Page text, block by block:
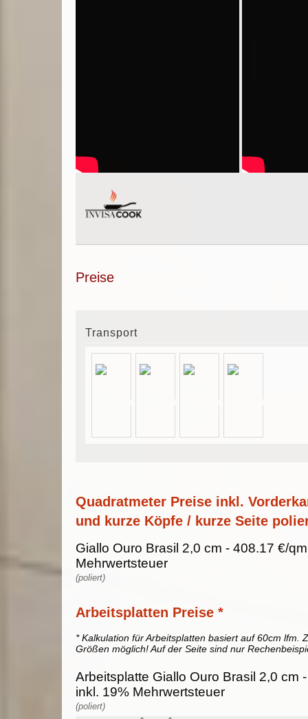
Preise
Transport
Quadratmeter Preise inkl.
und kurze Köpfe / kurze Seite
Giallo Ouro Brasil 2,0 cm - 408.17 €/
Mehrwertsteuer
(poliert)
Arbeitsplatten Preise *
* Kalkulation für Arbeitsplatten basiert auf 60cm lfm.
Größen möglich! Auf der Seite sind nur
Arbeitsplatte Giallo Ouro Brasil 2,0 cm
inkl. 19% Mehrwertsteuer
(poliert)